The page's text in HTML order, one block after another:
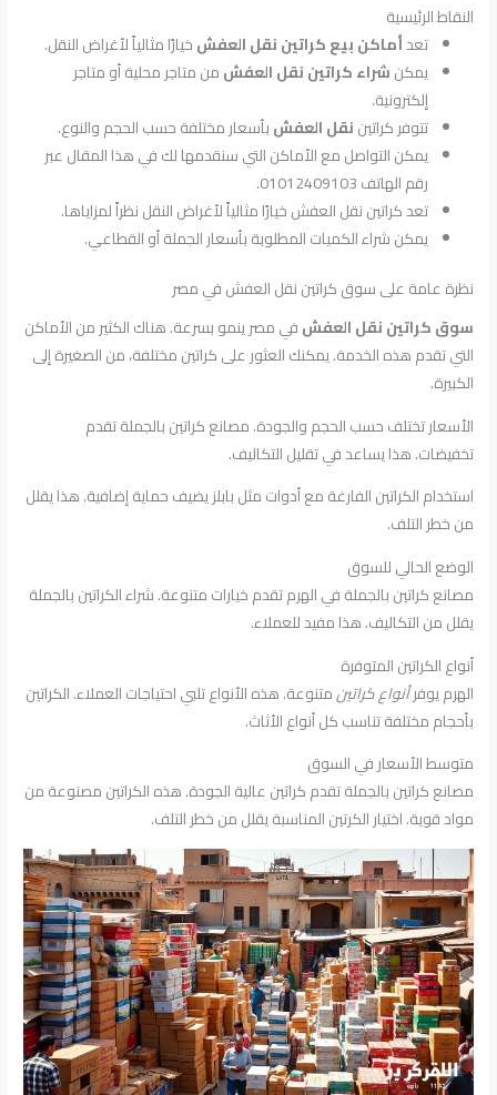
النقاط الرئيسية
تعدأماكن بيع كراتين نقل العفشخيارًا مثالياً لأغراض النقل.
يمكنشراء كراتين نقل العفشمن متاجر محلية أو متاجر
إلكترونية.
تتوفر كراتيننقل العفشبأسعار مختلفة حسب الحجم والنوع.
يمكن التواصل مع الأماكن التي سنقدمها لك في هذا المقال عبر
رقم الهاتف 01012409103.
تعد كراتين نقل العفش خيارًا مثالياً لأغراض النقل نظراً لمزاياها.
يمكن شراء الكميات المطلوبة بأسعار الجملة أو القطاعي.
نظرة عامة على سوق كراتين نقل العفش في مصر
سوق كراتين نقل العفشفي مصر ينمو بسرعة. هناك الكثير من الأماكن
التي تقدم هذه الخدمة. يمكنك العثور على كراتين مختلفة، من الصغيرة إلى
الكبيرة.
الأسعار تختلف حسب الحجم والجودة. مصانع كراتين بالجملة تقدم
تخفيضات. هذا يساعد في تقليل التكاليف.
استخدام الكراتين الفارغة مع أدوات مثل بابلز يضيف حماية إضافية. هذا يقلل
من خطر التلف.
الوضع الحالي للسوق
مصانع كراتين بالجملة في الهرم تقدم خيارات متنوعة. شراء الكراتين بالجملة
يقلل من التكاليف. هذا مفيد للعملاء.
أنواع الكراتين المتوفرة
الهرم يوفرأنواع كراتينمتنوعة. هذه الأنواع تلبي احتياجات العملاء. الكراتين
بأحجام مختلفة تناسب كل أنواع الأثاث.
متوسط الأسعار في السوق
مصانع كراتين بالجملة تقدم كراتين عالية الجودة. هذه الكراتين مصنوعة من
مواد قوية. اختيار الكرتين المناسبة يقلل من خطر التلف.